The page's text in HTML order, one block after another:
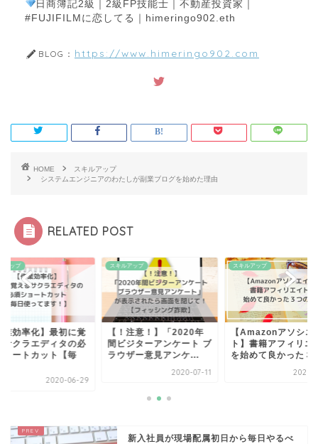
日商簿記2級｜2級FP技能士｜不動産投資家｜
#FUJIFILMに恋してる｜himeringo902.eth
BLOG： https://www.himeringo902.com
HOME
スキルアップ
システムエンジニアのわたしが副業ブログを始めた理由
RELATED POST
アップ
業効率化】最初に覚
サクラエディタの必
ョートカット【毎
2020-06-29
スキルアップ
【！注意！】「2020年
間ビジターアンケート ブ
ラウザー意見アンケ...
2020-07-11
スキルアップ
【Amazonアソシエ
ト】書籍アフィリエ
を始めて良かった３
2021-
新入社員が現場配属初日から毎日やるべ